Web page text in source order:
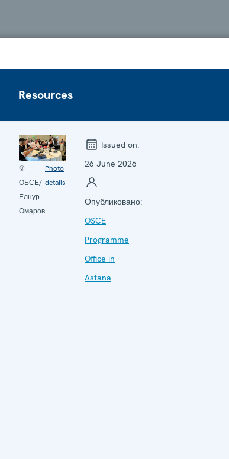
Resources
©
ОБСЕ/
Елнур
Омаров
Photo
details
Issued on:
26 June 2026
Опубликовано:
OSCE
Programme
Office in
Astana